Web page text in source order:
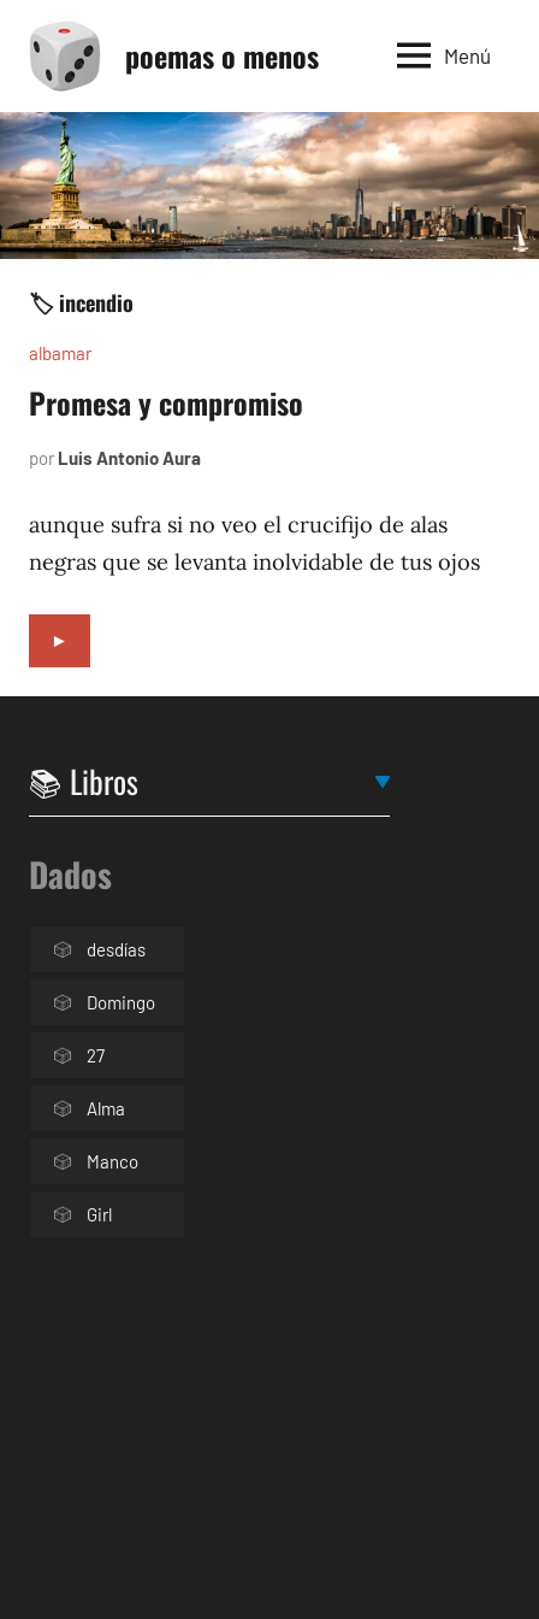
contenido
poemas o menos Menú
🏷️ incendio
albamar
Promesa y compromiso
por Luis Antonio Aura
1996
aunque sufra si no veo el crucifijo de alas
negras que se levanta inolvidable de tus ojos
►
Dados
desdías
Domingo
27
Alma
Manco
Girl